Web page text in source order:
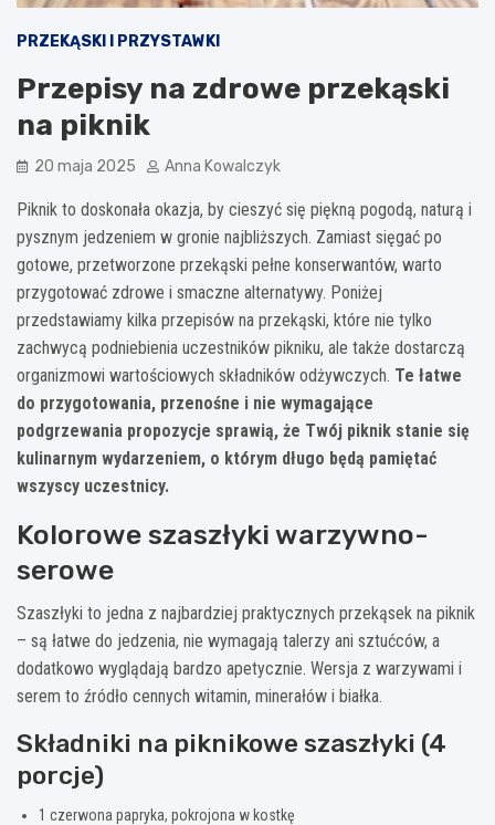
PRZEKĄSKI I PRZYSTAWKI
Przepisy na zdrowe przekąski
na piknik
20 maja 2025 Anna Kowalczyk
Piknik to doskonała okazja, by cieszyć się piękną pogodą, naturą i
pysznym jedzeniem w gronie najbliższych. Zamiast sięgać po
gotowe, przetworzone przekąski pełne konserwantów, warto
przygotować zdrowe i smaczne alternatywy. Poniżej
przedstawiamy kilka przepisów na przekąski, które nie tylko
zachwycą podniebienia uczestników pikniku, ale także dostarczą
organizmowi wartościowych składników odżywczych. Te łatwe
do przygotowania, przenośne i nie wymagające
podgrzewania propozycje sprawią, że Twój piknik stanie się
kulinarnym wydarzeniem, o którym długo będą pamiętać
wszyscy uczestnicy.
Kolorowe szaszłyki warzywno-
serowe
Szaszłyki to jedna z najbardziej praktycznych przekąsek na piknik
– są łatwe do jedzenia, nie wymagają talerzy ani sztućców, a
dodatkowo wyglądają bardzo apetycznie. Wersja z warzywami i
serem to źródło cennych witamin, minerałów i białka.
Składniki na piknikowe szaszłyki (4
porcje)
1 czerwona papryka, pokrojona w kostkę